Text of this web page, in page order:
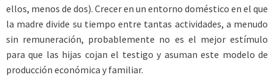
ellos, menos de dos). Crecer en un entorno doméstico en el que
la madre divide su tiempo entre tantas actividades, a menudo
sin remuneración, probablemente no es el mejor estímulo
para que las hijas cojan el testigo y asuman este modelo de
producción económica y familiar.